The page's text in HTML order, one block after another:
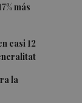
más
casi 12
la